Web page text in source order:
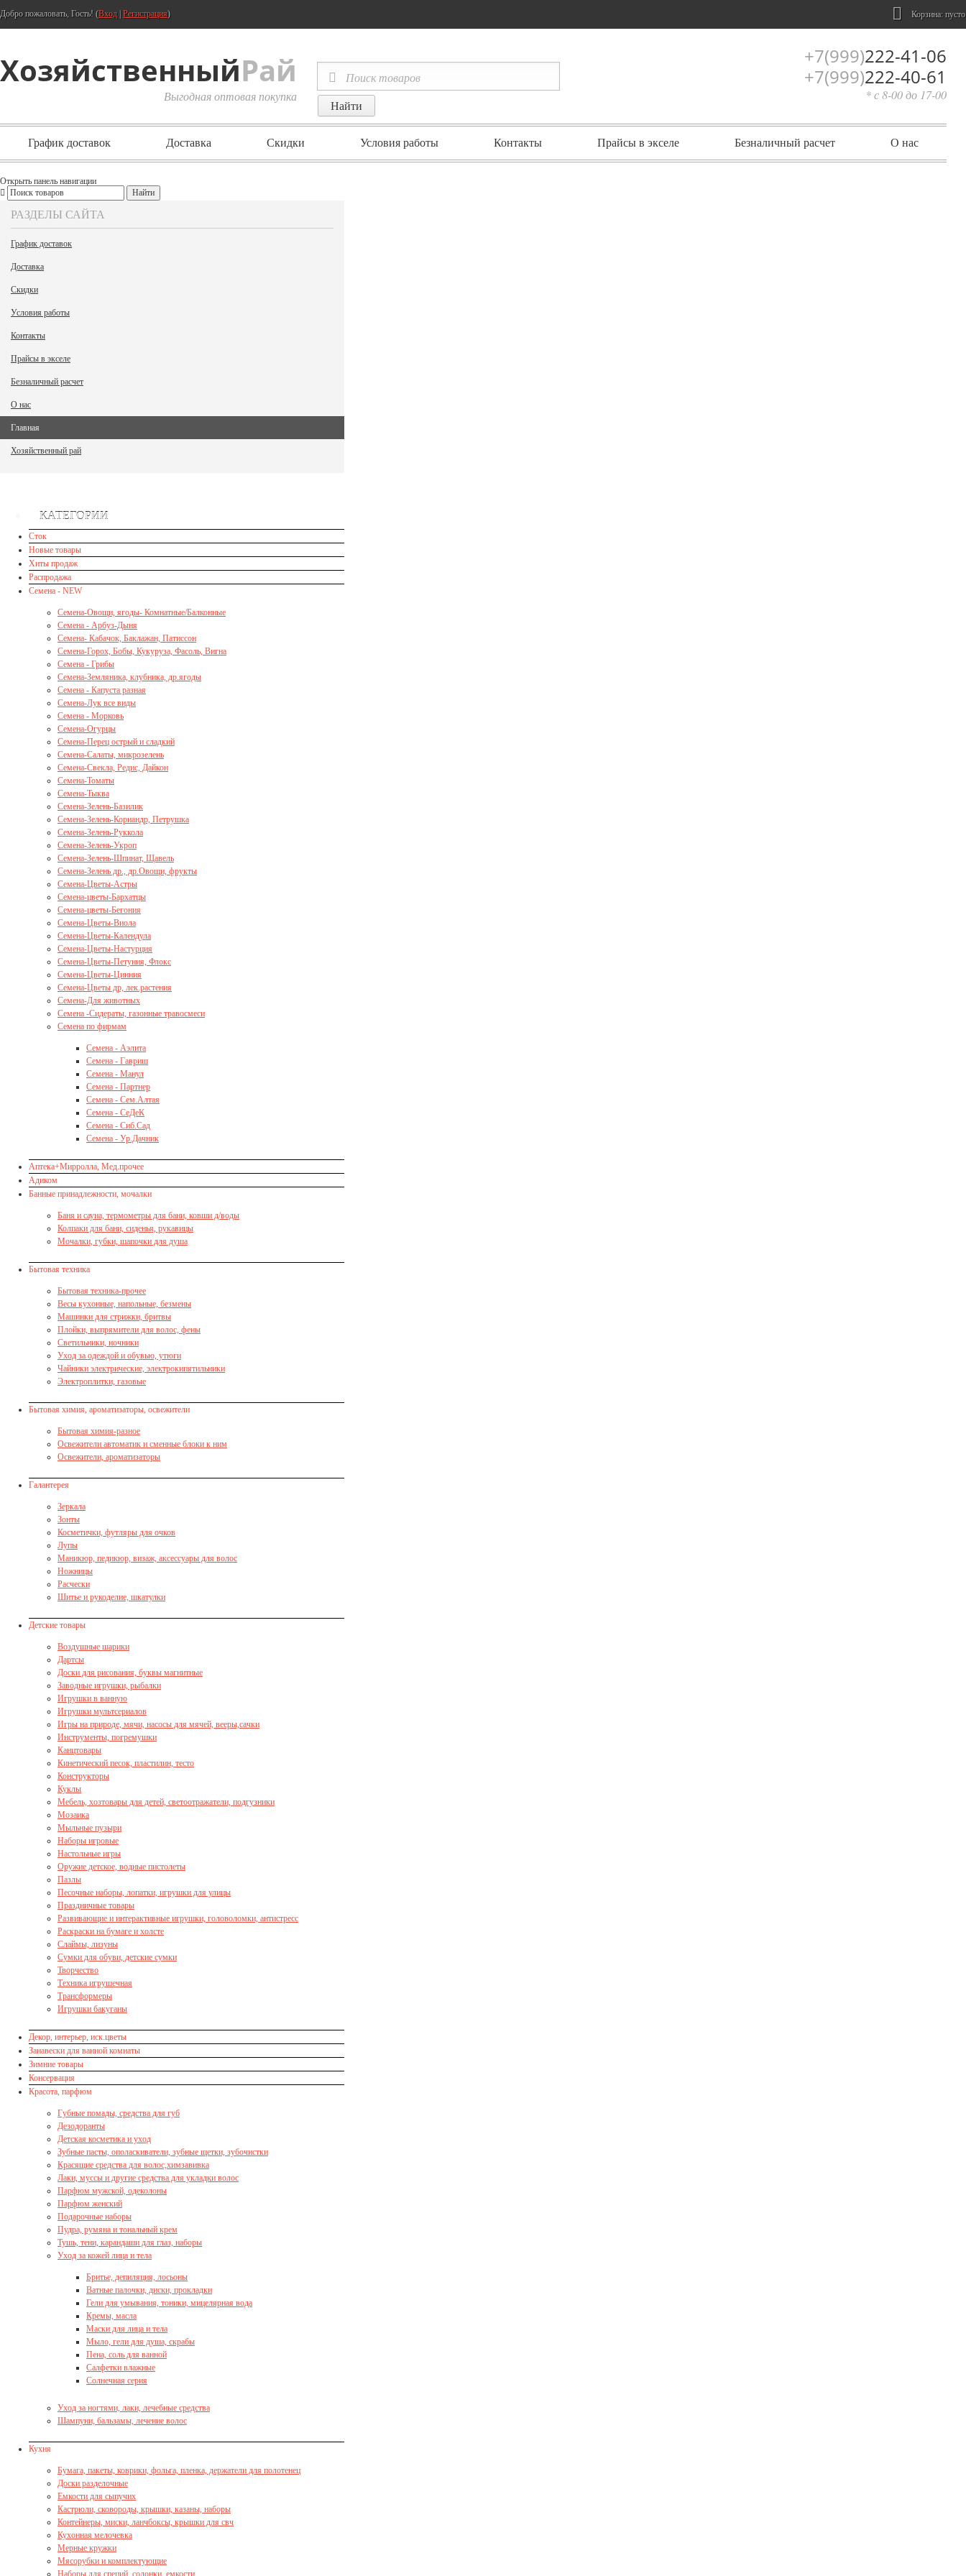
Добро пожаловать, Гость! (Вход Регистрация) Корзина: пусто
ХозяйственныйРай
Выгодная оптовая покупка
+7(999)222-41-06
+7(999)222-40-61
* с 8-00 до 17-00
График доставок Доставка Скидки Условия работы Контакты Прайсы в экселе Безналичный расчет О нас
Открыть панель навигации
РАЗДЕЛЫ САЙТА
График доставок
Доставка
Скидки
Условия работы
Контакты
Прайсы в экселе
Безналичный расчет
О нас
Главная
Хозяйственный рай
КАТЕГОРИИ
Сток
Новые товары
Хиты продаж
Распродажа
Семена - NEW
Семена-Овощи, ягоды- Комнатные/Балконные
Семена - Арбуз-Дыня
Семена- Кабачок, Баклажан, Патиссон
Семена-Горох, Бобы, Кукуруза, Фасоль, Вигна
Семена - Грибы
Семена-Земляника, клубника, др.ягоды
Семена - Капуста разная
Семена-Лук все виды
Семена - Морковь
Семена-Огурцы
Семена-Перец острый и сладкий
Семена-Салаты, микрозелень
Семена-Свекла, Редис, Дайкон
Семена-Томаты
Семена-Тыква
Семена-Зелень-Базилик
Семена-Зелень-Кориандр, Петрушка
Семена-Зелень-Руккола
Семена-Зелень-Укроп
Семена-Зелень-Шпинат, Щавель
Семена-Зелень др., др.Овощи, фрукты
Семена-Цветы-Астры
Семена-цветы-Бархатцы
Семена-цветы-Бегония
Семена-Цветы-Виола
Семена-Цветы-Календула
Семена-Цветы-Настурция
Семена-Цветы-Петуния, Флокс
Семена-Цветы-Цинния
Семена-Цветы др, лек.растения
Семена-Для животных
Семена -Сидераты, газонные травосмеси
Семена по фирмам
Семена - Аэлита
Семена - Гавриш
Семена - Манул
Семена - Партнер
Семена - Сем.Алтая
Семена - СеДеК
Семена - Сиб.Сад
Семена - Ур.Дачник
Аптека+Мирролла, Мед.прочее
Адиком
Банные принадлежности, мочалки
Баня и сауна, термометры для бани, ковши д/воды
Колпаки для бани, сиденья, рукавицы
Мочалки, губки, шапочки для душа
Бытовая техника
Бытовая техника-прочее
Весы кухонные, напольные, безмены
Машинки для стрижки, бритвы
Плойки, выпрямители для волос, фены
Светильники, ночники
Уход за одеждой и обувью, утюги
Чайники электрические, электрокипятильники
Электроплитки, газовые
Бытовая химия, ароматизаторы, освежители
Бытовая химия-разное
Освежители автоматик и сменные блоки к ним
Освежители, ароматизаторы
Галантерея
Зеркала
Зонты
Косметички, футляры для очков
Лупы
Маникюр, педикюр, визаж, аксессуары для волос
Ножницы
Расчески
Шитье и рукоделие, шкатулки
Детские товары
Воздушные шарики
Дартсы
Доски для рисования, буквы магнитные
Заводные игрушки, рыбалки
Игрушки в ванную
Игрушки мультсериалов
Игры на природе, мячи, насосы для мячей, вееры,сачки
Инструменты, погремушки
Канцтовары
Кинетический песок, пластилин, тесто
Конструкторы
Куклы
Мебель, хозтовары для детей, светоотражатели, подгузники
Мозаика
Мыльные пузыри
Наборы игровые
Настольные игры
Оружие детское, водные пистолеты
Пазлы
Песочные наборы, лопатки, игрушки для улицы
Праздничные товары
Развивающие и интерактивные игрушки, головоломки, антистресс
Раскраски на бумаге и холсте
Слаймы, лизуны
Сумки для обуви, детские сумки
Творчество
Техника игрушечная
Трансформеры
Игрушки бакуганы
Декор, интерьер, иск.цветы
Занавески для ванной комнаты
Зимние товары
Консервация
Красота, парфюм
Губные помады, средства для губ
Дезодоранты
Детская косметика и уход
Зубные пасты, ополаскиватели, зубные щетки, зубочистки
Красящие средства для волос,химзавивка
Лаки, муссы и другие средства для укладки волос
Парфюм мужской, одеколоны
Парфюм женский
Подарочные наборы
Пудра, румяна и тональный крем
Тушь, тени, карандаши для глаз, наборы
Уход за кожей лица и тела
Бритье, депиляция, лосьоны
Ватные палочки, диски, прокладки
Гели для умывания, тоники, мицелярная вода
Кремы, масла
Маски для лица и тела
Мыло, гели для душа, скрабы
Пена, соль для ванной
Салфетки влажные
Солнечная серия
Уход за ногтями, лаки, лечебные средства
Шампуни, бальзамы, лечение волос
Кухня
Бумага, пакеты, коврики, фольга, пленка, держатели для полотенец
Доски разделочные
Емкости для сыпучих
Кастрюли, сковороды, крышки, казаны, наборы
Контейнеры, миски, ланчбоксы, крышки для свч
Кухонная мелочевка
Мерные кружки
Мясорубки и комплектующие
Наборы для специй, солонки, емкости